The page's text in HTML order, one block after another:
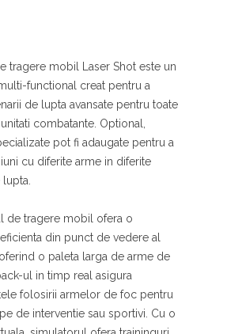
tragere mobil Laser Shot este un
functional creat pentru a
de lupta avansate pentru toate
combatante. Optional,
pot fi adaugate pentru a
cu diferite arme in diferite
de tragere mobil ofera o
din punct de vedere al
o paleta larga de arme de
ul in timp real asigura
folosirii armelor de foc pentru
de interventie sau sportivi. Cu o